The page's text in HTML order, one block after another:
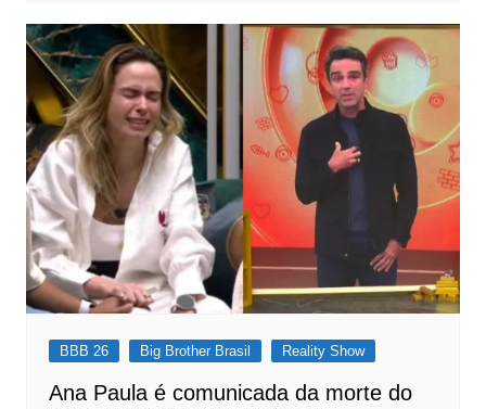
BBB 26 Big Brother Brasil Reality Show
Ana Paula é comunicada da morte do